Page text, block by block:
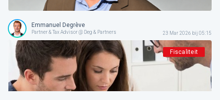
Emmanuel Degrève
Partner & Tax Advisor @ Deg & Partners 23 Mar 2026 bij 05:15
Fiscaliteit